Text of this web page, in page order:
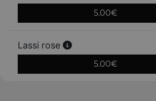
5.00€
Lassi rose
5.00€